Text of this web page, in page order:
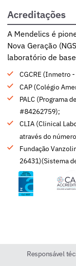
Acreditações
A Mendelics é
Nova Geração
laboratório de
CGCRE (Inmetro
CAP (Colégio
PALC (Programa
#84262759);
CLIA (Clinical
através do
Fundação
26431)(Sistema
Responsável